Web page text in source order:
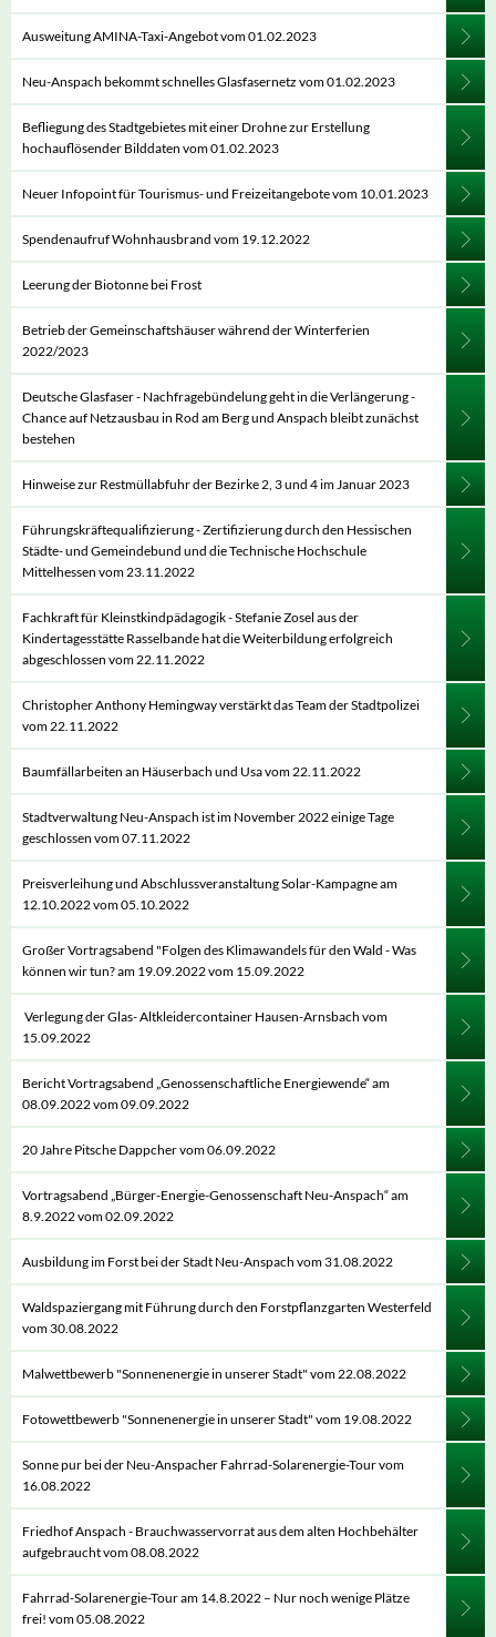
Ausweitung AMINA-Taxi-Angebot vom 01.02.2023
Neu-Anspach bekommt schnelles Glasfasernetz vom 01.02.2023
Befliegung des Stadtgebietes mit einer Drohne zur Erstellung
hochauflösender Bilddaten vom 01.02.2023
Neuer Infopoint für Tourismus- und Freizeitangebote vom 10.01.2023
Spendenaufruf Wohnhausbrand vom 19.12.2022
Leerung der Biotonne bei Frost
Betrieb der Gemeinschaftshäuser während der Winterferien
2022/2023
Deutsche Glasfaser - Nachfragebündelung geht in die Verlängerung -
Chance auf Netzausbau in Rod am Berg und Anspach bleibt zunächst
bestehen
Hinweise zur Restmüllabfuhr der Bezirke 2, 3 und 4 im Januar 2023
Führungskräftequalifizierung - Zertifizierung durch den Hessischen
Städte- und Gemeindebund und die Technische Hochschule
Mittelhessen vom 23.11.2022
Fachkraft für Kleinstkindpädagogik - Stefanie Zosel aus der
Kindertagesstätte Rasselbande hat die Weiterbildung erfolgreich
abgeschlossen vom 22.11.2022
Christopher Anthony Hemingway verstärkt das Team der Stadtpolizei
vom 22.11.2022
Baumfällarbeiten an Häuserbach und Usa vom 22.11.2022
Stadtverwaltung Neu-Anspach ist im November 2022 einige Tage
geschlossen vom 07.11.2022
Preisverleihung und Abschlussveranstaltung Solar-Kampagne am
12.10.2022 vom 05.10.2022
Großer Vortragsabend "Folgen des Klimawandels für den Wald - Was
können wir tun? am 19.09.2022 vom 15.09.2022
Verlegung der Glas- Altkleidercontainer Hausen-Arnsbach vom
15.09.2022
Bericht Vortragsabend „Genossenschaftliche Energiewende“ am
08.09.2022 vom 09.09.2022
20 Jahre Pitsche Dappcher vom 06.09.2022
Vortragsabend „Bürger-Energie-Genossenschaft Neu-Anspach“ am
8.9.2022 vom 02.09.2022
Ausbildung im Forst bei der Stadt Neu-Anspach vom 31.08.2022
Waldspaziergang mit Führung durch den Forstpflanzgarten Westerfeld
vom 30.08.2022
Malwettbewerb "Sonnenenergie in unserer Stadt" vom 22.08.2022
Fotowettbewerb "Sonnenenergie in unserer Stadt" vom 19.08.2022
Sonne pur bei der Neu-Anspacher Fahrrad-Solarenergie-Tour vom
16.08.2022
Friedhof Anspach - Brauchwasservorrat aus dem alten Hochbehälter
aufgebraucht vom 08.08.2022
Fahrrad-Solarenergie-Tour am 14.8.2022 – Nur noch wenige Plätze
frei! vom 05.08.2022